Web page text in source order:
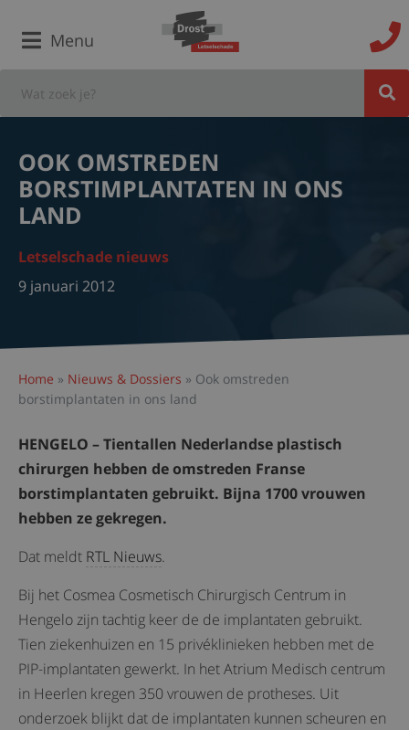
Menu
OOK OMSTREDEN
BORSTIMPLANTATEN IN ONS
LAND
Letselschade nieuws
9 januari 2012
Home » Nieuws & Dossiers » Ook omstreden
borstimplantaten in ons land
HENGELO – Tientallen Nederlandse plastisch
chirurgen hebben de omstreden Franse
borstimplantaten gebruikt. Bijna 1700 vrouwen
hebben ze gekregen.
Dat meldt RTL Nieuws.
Bij het Cosmea Cosmetisch Chirurgisch Centrum in
Hengelo zijn tachtig keer de de implantaten gebruikt.
Tien ziekenhuizen en 15 privéklinieken hebben met de
PIP-implantaten gewerkt. In het Atrium Medisch centrum
in Heerlen kregen 350 vrouwen de protheses. Uit
onderzoek blijkt dat de implantaten kunnen scheuren en